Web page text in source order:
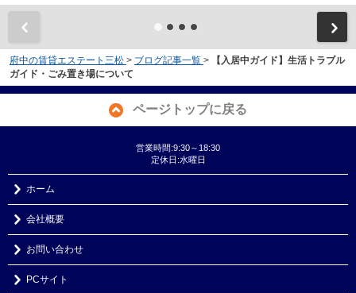
府中の賃貸エステート三松 > ブログ記事一覧 >
【入居中ガイド】生活トラブル
ガイド・ごみ置き場について
ページトップに戻る
営業時間:9:30～18:30
定休日:水曜日
ホーム
会社概要
お問い合わせ
PCサイト